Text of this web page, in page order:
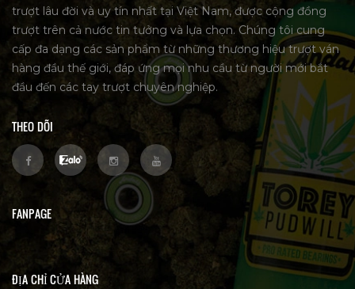
trượt lâu đời và uy tín nhất tại Việt Nam, được cộng đồng
trượt trên cả nước tin tưởng và lựa chọn. Chúng tôi cung
cấp đa dạng các sản phẩm từ những thương hiệu trượt ván
hàng đầu thế giới, đáp ứng mọi nhu cầu từ người mới bắt
đầu đến các tay trượt chuyên nghiệp.
THEO DÕI
FANPAGE
ĐỊA CHỈ CỬA HÀNG